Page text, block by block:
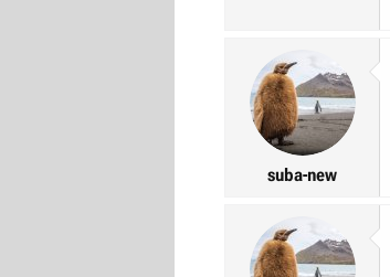
suba-new